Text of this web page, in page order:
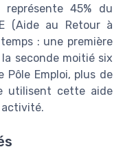
représente 45% du
(Aide au Retour à
: une première
seconde moitié six
Pôle Emploi, plus de
utilisent cette aide
activité.